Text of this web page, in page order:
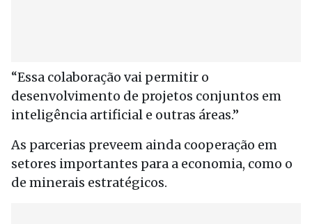
“Essa colaboração vai permitir o
desenvolvimento de projetos conjuntos em
inteligência artificial e outras áreas.”
As parcerias preveem ainda cooperação em
setores importantes para a economia, como o
de minerais estratégicos.